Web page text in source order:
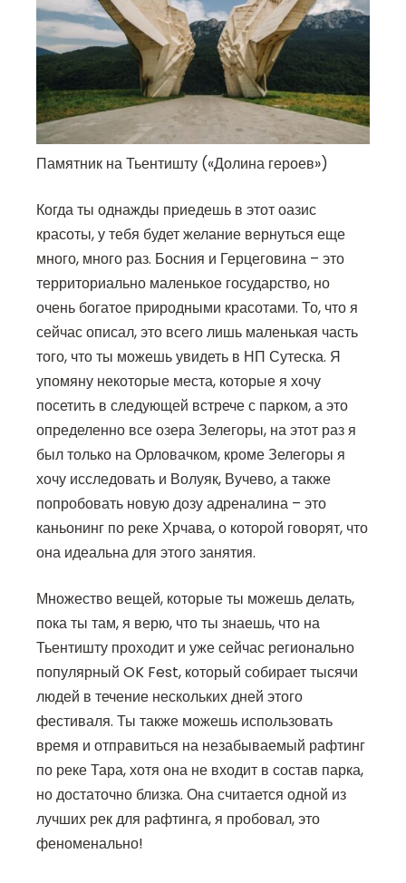
Памятник на Тьентишту («Долина героев»)
Когда ты однажды приедешь в этот оазис
красоты, у тебя будет желание вернуться еще
много, много раз. Босния и Герцеговина – это
территориально маленькое государство, но
очень богатое природными красотами. То, что я
сейчас описал, это всего лишь маленькая часть
того, что ты можешь увидеть в НП Сутеска. Я
упомяну некоторые места, которые я хочу
посетить в следующей встрече с парком, а это
определенно все озера Зелегоры, на этот раз я
был только на Орловачком, кроме Зелегоры я
хочу исследовать и Волуяк, Вучево, а также
попробовать новую дозу адреналина – это
каньонинг по реке Хрчава, о которой говорят, что
она идеальна для этого занятия.
Множество вещей, которые ты можешь делать,
пока ты там, я верю, что ты знаешь, что на
Тьентишту проходит и уже сейчас регионально
популярный OK Fest, который собирает тысячи
людей в течение нескольких дней этого
фестиваля. Ты также можешь использовать
время и отправиться на незабываемый рафтинг
по реке Тара, хотя она не входит в состав парка,
но достаточно близка. Она считается одной из
лучших рек для рафтинга, я пробовал, это
феноменально!